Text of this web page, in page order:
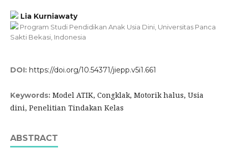
Lia Kurniawaty
Program Studi Pendidikan Anak Usia Dini, Universitas Panca
Sakti Bekasi, Indonesia
DOI: https://doi.org/10.54371/jiepp.v5i1.661
Keywords: Model ATIK, Congklak, Motorik halus, Usia
dini, Penelitian Tindakan Kelas
ABSTRACT